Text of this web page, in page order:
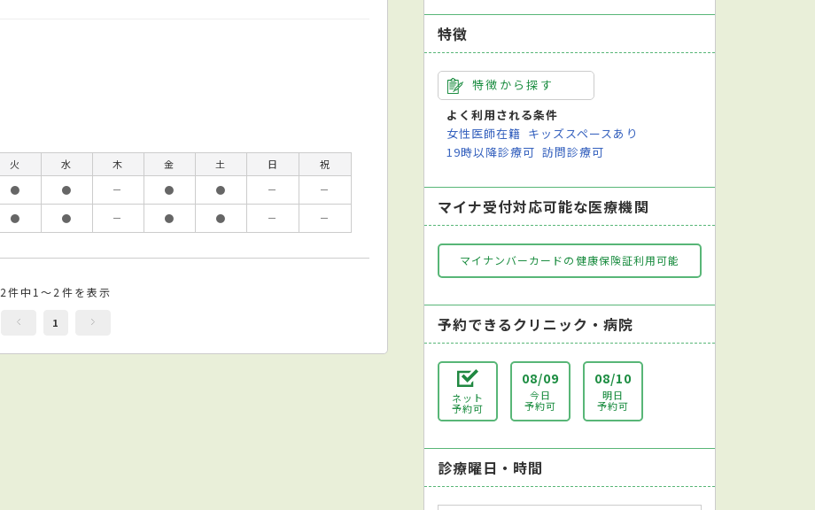
火 水 木 金 土 日
祝
● ● － ● ● －
－
● ● － ● ● － －
2件中1～2件を表示
1
特徴
特徴から探す
よく利用される条件
女性医師在籍 キッズスペースあり
19時以降診療可 訪問診療可
マイナ受付対応可能な医療機関
マイナンバーカードの健康保険証利用可能
予約できるクリニック・病院
ネット
予約可
08/09
今日
予約可
08/10
明日
予約可
診療曜日・時間